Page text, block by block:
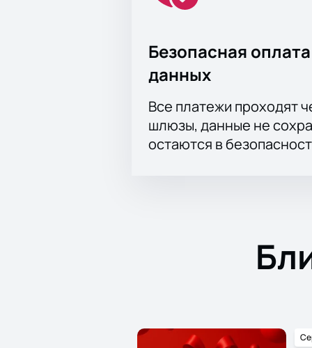
Безопасная
данных
Все платежи проходят
шлюзы, данные не
остаются в